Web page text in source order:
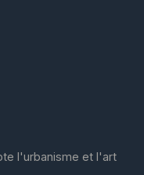
l'urbanisme et l'art